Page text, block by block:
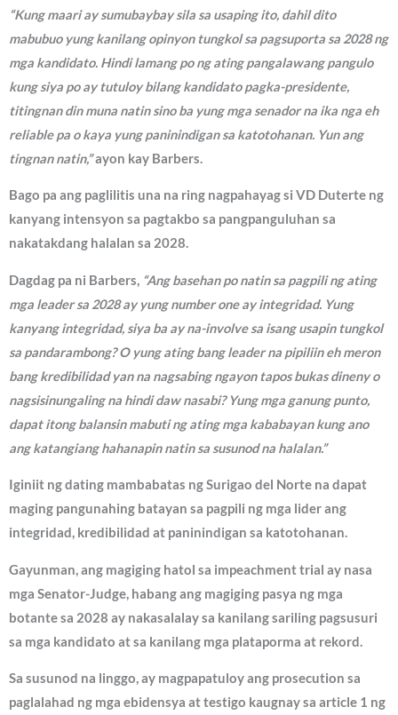
“Kung maari ay sumubaybay sila sa usaping ito, dahil dito
mabubuo yung kanilang opinyon tungkol sa pagsuporta sa 2028 ng
mga kandidato. Hindi lamang po ng ating pangalawang pangulo
kung siya po ay tutuloy bilang kandidato pagka-presidente,
titingnan din muna natin sino ba yung mga senador na ika nga eh
reliable pa o kaya yung paninindigan sa katotohanan. Yun ang
tingnan natin,”ayon kay Barbers.
Bago pa ang paglilitis una na ring nagpahayag si VD Duterte ng
kanyang intensyon sa pagtakbo sa pangpanguluhan sa
nakatakdang halalan sa 2028.
Dagdag pa ni Barbers, “Ang basehan po natin sa pagpili ng ating
mga leader sa 2028 ay yung number one ay integridad. Yung
kanyang integridad, siya ba ay na-involve sa isang usapin tungkol
sa pandarambong? O yung ating bang leader na pipiliin eh meron
bang kredibilidad yan na nagsabing ngayon tapos bukas dineny o
nagsisinungaling na hindi daw nasabi? Yung mga ganung punto,
dapat itong balansin mabuti ng ating mga kababayan kung ano
ang katangiang hahanapin natin sa susunod na halalan.”
Iginiit ng dating mambabatas ng Surigao del Norte na dapat
maging pangunahing batayan sa pagpili ng mga lider ang
integridad, kredibilidad at paninindigan sa katotohanan.
Gayunman, ang magiging hatol sa impeachment trial ay nasa
mga Senator-Judge, habang ang magiging pasya ng mga
botante sa 2028 ay nakasalalay sa kanilang sariling pagsusuri
sa mga kandidato at sa kanilang mga plataporma at rekord.
Sa susunod na linggo, ay magpapatuloy ang prosecution sa
paglalahad ng mga ebidensya at testigo kaugnay sa article 1 ng